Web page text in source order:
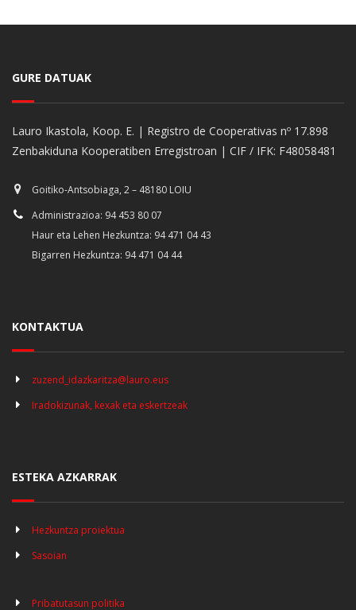
GURE DATUAK
Lauro Ikastola, Koop. E. | Registro de Cooperativas nº 17.898
Zenbakiduna Kooperatiben Erregistroan | CIF / IFK: F48058481
Goitiko-Antsobiaga, 2 – 48180 LOIU
Administrazioa: 94 453 80 07
Haur eta Lehen Hezkuntza: 94 471 04 43
Bigarren Hezkuntza: 94 471 04 44
KONTAKTUA
zuzend_idazkaritza@lauro.eus
Iradokizunak, kexak eta eskertzeak
ESTEKA AZKARRAK
Hezkuntza proiektua
Sasoian
Pribatutasun politika